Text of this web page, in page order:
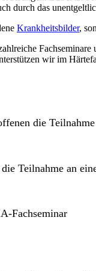
durch das
Krankheitsbilder,
wir im
die
Teilnahme an
Fachseminar